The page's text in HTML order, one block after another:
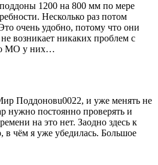
1200 на 800 мм по мере
Несколько раз потом
очень удобно, потому что они
возникает никаких проблем с
МО у них…
Поддоновu0022, и уже менять не
нужно постоянно проверять и
на это нет. Заодно здесь к
в чём я уже убедилась. Большое